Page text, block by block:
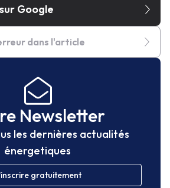
Google
dans l'article
Newsletter
les dernières actualités
énergetiques
gratuitement